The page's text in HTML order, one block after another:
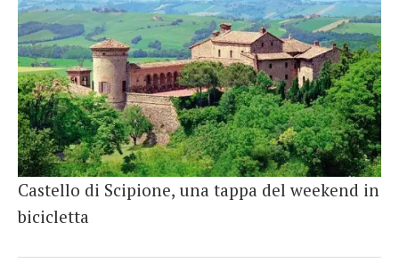
English
Spanish
French
Italiano
Castello di Scipione, una tappa del weekend in
bicicletta